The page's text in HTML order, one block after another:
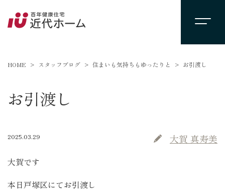
HOME スタッフブログ 住まいも気持ちもゆったりと お引渡し
お引渡し
2025.03.29 大賀 真寿美
大賀です
本日戸塚区にてお引渡し